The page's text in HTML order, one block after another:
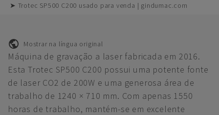
➤ Trotec SP500 C200 usado para venda | gindumac.com
Mostrar na língua original
Máquina de gravação a laser fabricada em 2016.
Esta Trotec SP500 C200 possui uma potente fonte
de laser CO2 de 200W e uma generosa área de
trabalho de 1240 × 710 mm. Com apenas 1550
horas de trabalho, mantém-se em excelente